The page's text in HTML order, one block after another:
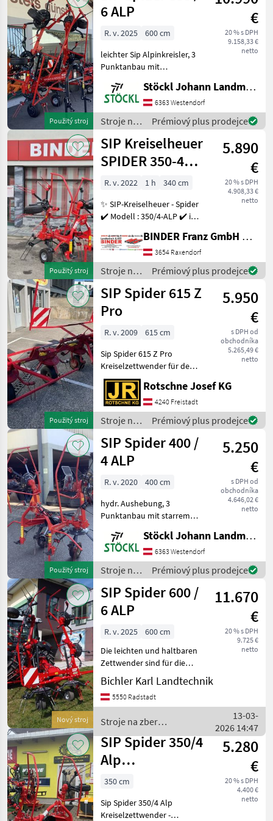
krmív /
SIP
Použitý stroj
6 ALP
€
20 % s DPH
9.158,33 €
netto
R. v. 2025
600 cm
leichter Sip Alpinkreisler, 3
Punktanbau mit
Dämpfungsstreben, hydr.
Aushebung, Gelenkwelle,
Standort Westendorf
Zavesený riadkový ovládač
Stroje na
Stöckl Johann Landmaschinen GesmbH & Co KG
6363 Westendorf
Stroje na
zber
objemových
krmív /
SIP
Prémiový plus prodejce
Použitý stroj
SIP Kreiselheuer
SPIDER 350-4
ALP Hydro
5.890
€
20 % s DPH
4.908,33 €
netto
R. v. 2022 1 h
340 cm
✨ SIP-Kreiselheuer - Spider
✔️ Modell : 350/4-ALP ✔️ in
✔️ in Halle lagerndes
Ausstellungsgerät ✔️ NEU
und unbenutzt ! ✔️ mit
starre
BINDER Franz GmbH & CoKG
3654 Raxendorf
Stroje na
zber
objemových
krmív /
SIP
Prémiový plus prodejce
Použitý stroj
SIP Spider 615 Z
Pro
5.950
€
s DPH od
obchodníka
5.265,49 €
netto
R. v. 2009
615 cm
Sip Spider 615 Z Pro
Kreiselzettwender für den
Dreipunktanbau vorderes
Tastrad hydraulische
Grenzstreueinrichtung
Gelenkwelle Anzahl der
Kreisel 6 hydraulische
Rotschne Josef KG
4240 Freistadt
Stroje na
zber
objemových
krmív /
SIP
Prémiový plus prodejce
Použitý stroj
SIP Spider 400 /
4 ALP
5.250
€
s DPH od
obchodníka
4.646,02 €
netto
R. v. 2020
400 cm
hydr. Aushebung, 3
Punktanbau mit starrem
Gelenkwelle, Standort
Westendorf (A) nastavenie
výšky: hydraulické
nastavenie výšky, Zavesený
riadkový ovláda
Stöckl Johann Landmaschinen GesmbH & Co KG
6363 Westendorf
Stroje na
zber
objemových
krmív /
SIP
Prémiový plus prodejce
Nový stroj
SIP Spider 600 /
6 ALP
11.670
€
20 % s DPH
9.725 €
netto
R. v. 2025
600 cm
Die leichten und haltbaren
Zettwender sind für die
sichere Arbeit in steilem
Gelände und die Ernte von
sauberem und
konzipiert. Ihre
Hauptmerkmal
Bichler Karl Landtechnik
5550 Radstadt
Stroje na zber
objemových krmív / SIP
13-03-
2026 14:47
SIP Spider 350/4
Alp
Kreiselzettwender
5.280
€
20 % s DPH
4.400 €
netto
350 cm
Sip Spider 350/4 Alp
Kreiselzettwender -